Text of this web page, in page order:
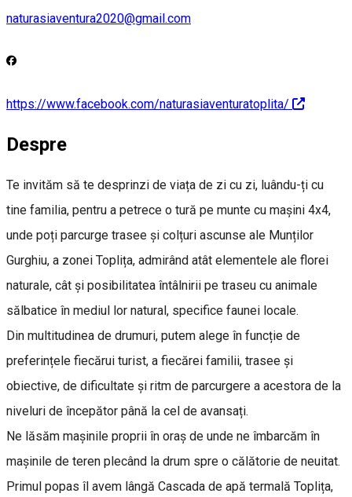
naturasiaventura2020@gmail.com
https://www.facebook.com/naturasiaventuratoplita/
Despre
Te invităm să te desprinzi de viața de zi cu zi, luându-ți cu
tine familia, pentru a petrece o tură pe munte cu mașini 4x4,
unde poți parcurge trasee și colțuri ascunse ale Munților
Gurghiu, a zonei Toplița, admirând atât elementele ale florei
naturale, cât și posibilitatea întâlnirii pe traseu cu animale
sălbatice în mediul lor natural, specifice faunei locale.
Din multitudinea de drumuri, putem alege în funcție de
preferințele fiecărui turist, a fiecărei familii, trasee și
obiective, de dificultate și ritm de parcurgere a acestora de la
niveluri de începător până la cel de avansați.
Ne lăsăm mașinile proprii în oraș de unde ne îmbarcăm în
mașinile de teren plecând la drum spre o călătorie de neuitat.
Primul popas îl avem lângă Cascada de apă termală Toplița,